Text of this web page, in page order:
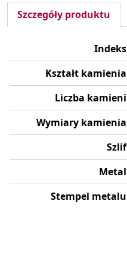
Szczegóły produktu
Indeks
Kształt kamienia
Liczba kamieni
Wymiary kamienia
Szlif
Metal
Stempel metalu